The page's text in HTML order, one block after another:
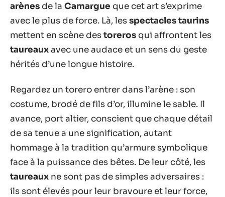
arènes de la Camargue que cet art s’exprime
avec le plus de force. Là, lesspectacles taurins
mettent en scène destoreros qui affrontent les
taureauxavec une audace et un sens du geste
hérités d’une longue histoire.
Regardez un torero entrer dans l’arène : son
costume, brodé de fils d’or, illumine le sable. Il
avance, port altier, conscient que chaque détail
de sa tenue a une signification, autant
hommage à la tradition qu’armure symbolique
face à la puissance des bêtes. De leur côté, les
taureaux ne sont pas de simples adversaires :
ils sont élevés pour leur bravoure et leur force,